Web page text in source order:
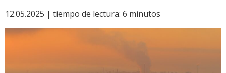
12.05.2025 | tiempo de lectura: 6 minutos